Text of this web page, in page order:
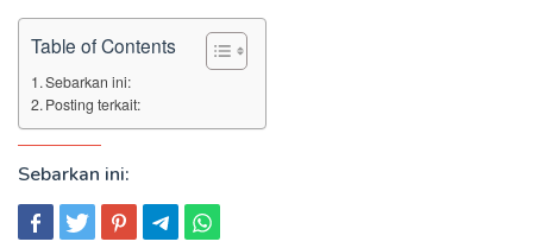
Table of Contents
Sebarkan ini:
Posting terkait:
Sebarkan ini: